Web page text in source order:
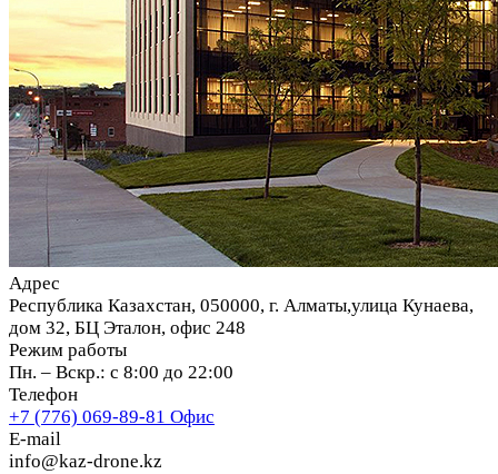
Адрес
Республика Казахстан, 050000, г. Алматы,улица Кунаева,
дом 32, БЦ Эталон, офис 248
Режим работы
Пн. – Вскр.: с 8:00 до 22:00
Телефон
+7 (776) 069-89-81 Офис
E-mail
info@kaz-drone.kz